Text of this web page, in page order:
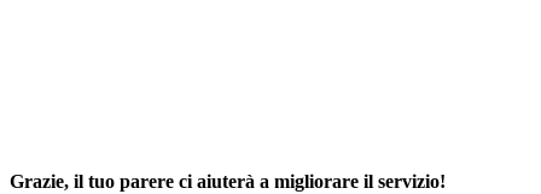
Grazie, il tuo parere ci aiuterà a migliorare il servizio!